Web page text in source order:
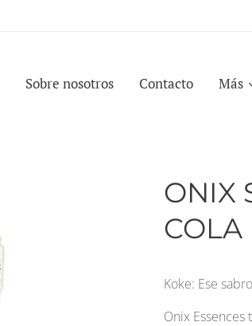
Sobre nosotros Contacto Más
ONIX
COLA
Koke: Ese
Onix